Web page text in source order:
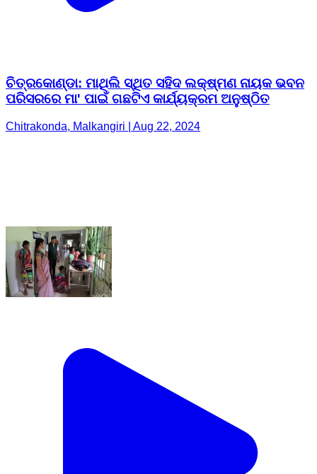
ଚିତ୍ରକୋଣ୍ଡା: ମାଥିଲି ସ୍ଥିତ ସହିଦ ଲକ୍ଷ୍ମଣ ନାୟକ ଭବନ
ପରିସରରେ ମା' ପାଇଁ ଗଛଟିଏ କାର୍ଯ୍ୟକ୍ରମ ଅନୁଷ୍ଠିତ
Chitrakonda, Malkangiri | Aug 22, 2024